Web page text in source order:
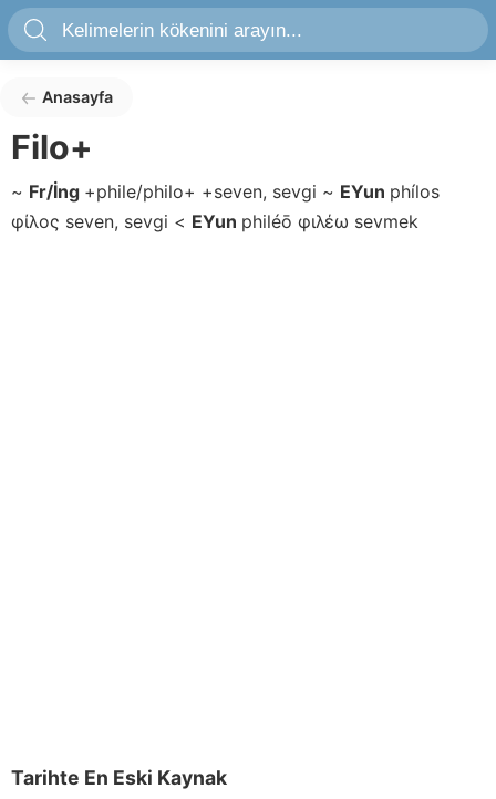
Anasayfa
Filo+
~ Fr/İng +phile/philo+ +seven, sevgi ~ EYun phílos
φίλος seven, sevgi < EYun philéō φιλέω sevmek
Tarihte En Eski Kaynak